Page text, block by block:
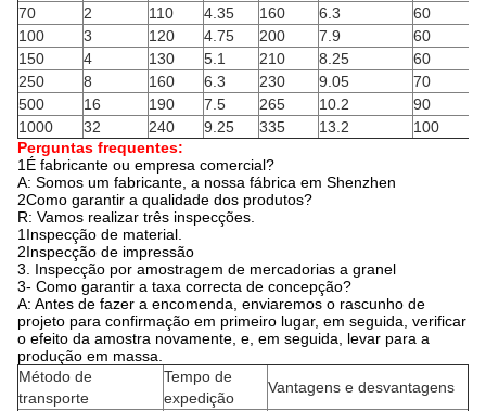
70
2 110 4.35 160 6.3
60
100
3 120 4.75 200 7.9
60
150
4 130 5.1 210 8.25
60
250
8 160 6.3 230 9.05
70
500
16 190 7.5 265 10.2
90
1000
32 240 9.25 335 13.2
100
Perguntas frequentes:
1É fabricante ou empresa comercial?
A: Somos um fabricante, a nossa fábrica em Shenzhen
2Como garantir a qualidade dos produtos?
R: Vamos realizar três inspecções.
1Inspecção de material.
2Inspecção de impressão
3. Inspecção por amostragem de mercadorias a granel
3- Como garantir a taxa correcta de concepção?
A: Antes de fazer a encomenda, enviaremos o rascunho de
projeto para confirmação em primeiro lugar, em seguida, verificar
o efeito da amostra novamente, e, em seguida, levar para a
produção em massa.
Método de
transporte
Tempo de
expedição
Vantagens e desvantagens